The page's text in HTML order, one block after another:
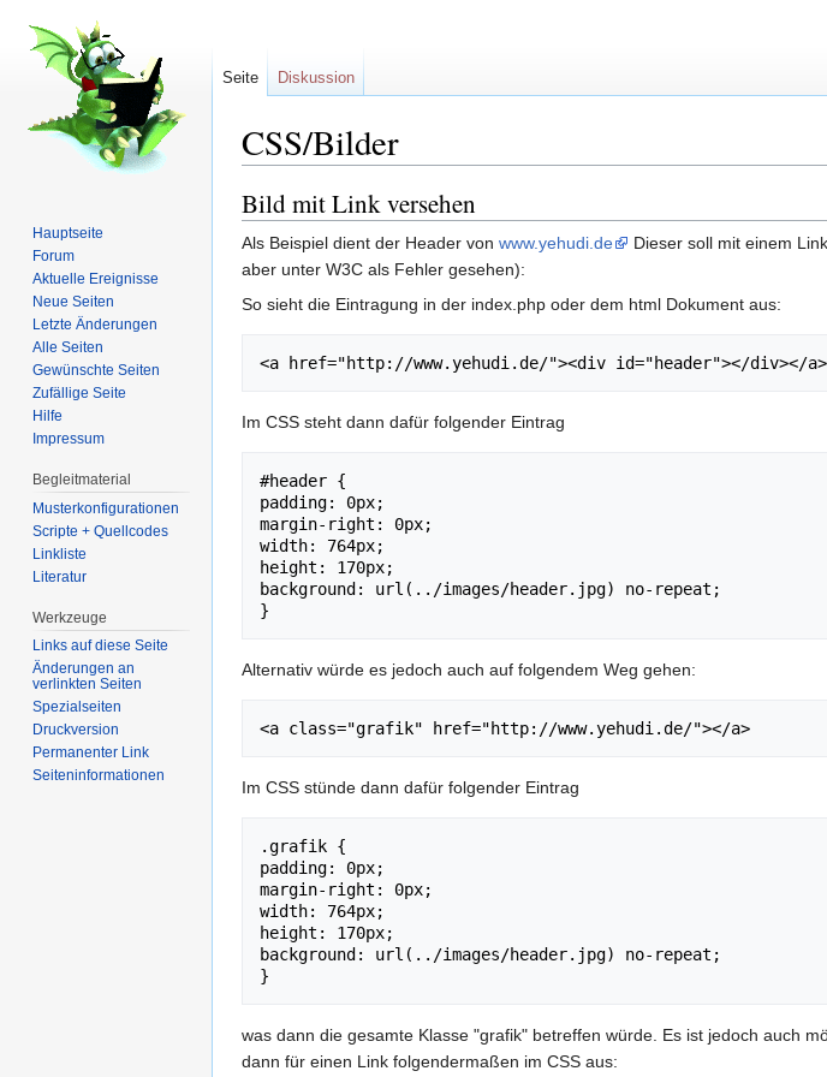
CSS/Bilder
Bild mit Link versehen
Als Beispiel dient der Header von www.yehudi.de
Dieser soll mit einem
aber unter W3C als Fehler gesehen):
So sieht die Eintragung in der index.php oder dem html Dokument aus:
<a href="http://www.yehudi.de/"><div id="header"></div></a>
Im CSS steht dann dafür folgender Eintrag
#header {
padding: 0px;
margin-right: 0px;
width: 764px;
height: 170px;
background: url(../images/header.jpg) no-repeat;
}
Alternativ würde es jedoch auch auf folgendem Weg gehen:
<a class="grafik" href="http://www.yehudi.de/"></a>
Im CSS stünde dann dafür folgender Eintrag
.grafik {
padding: 0px;
margin-right: 0px;
width: 764px;
height: 170px;
background: url(../images/header.jpg) no-repeat;
}
was dann die gesamte Klasse "grafik" betreffen würde. Es ist jedoch auch
dann für einen Link folgendermaßen im CSS aus:
Seite Diskussion
Hauptseite
Forum
Aktuelle Ereignisse
Neue Seiten
Letzte Änderungen
Alle Seiten
Gewünschte Seiten
Zufällige Seite
Hilfe
Impressum
Begleitmaterial
Musterkonfigurationen
Scripte + Quellcodes
Linkliste
Literatur
Werkzeuge
Links auf diese Seite
Änderungen an
verlinkten Seiten
Spezialseiten
Druckversion
Permanenter Link
Seiten­informationen